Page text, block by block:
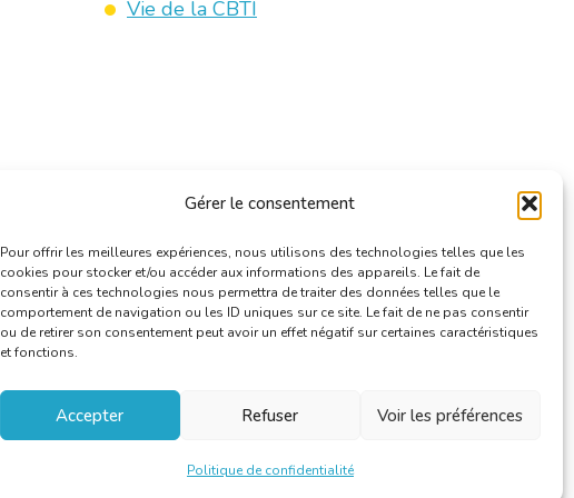
Gérer le consentement
Pour offrir les meilleures expériences, nous utilisons des technologies telles que les
cookies pour stocker et/ou accéder aux informations des appareils. Le fait de
consentir à ces technologies nous permettra de traiter des données telles que le
comportement de navigation ou les ID uniques sur ce site. Le fait de ne pas consentir
ou de retirer son consentement peut avoir un effet négatif sur certaines caractéristiques
et fonctions.
Accepter Refuser Voir les préférences
Politique de confidentialité
Vie de la CBTI